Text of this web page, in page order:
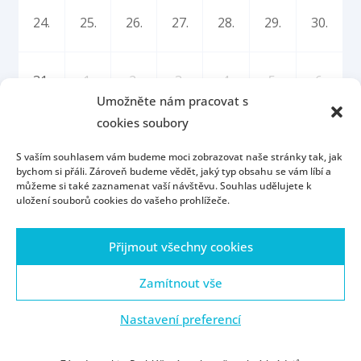
Umožněte nám pracovat s
cookies soubory
S vaším souhlasem vám budeme moci zobrazovat naše stránky tak, jak
bychom si přáli. Zároveň budeme vědět, jaký typ obsahu se vám líbí a
můžeme si také zaznamenat vaší návštěvu. Souhlas udělujete k
uložení souborů cookies do vašeho prohlížeče.
Přijmout všechny cookies
Zamítnout vše
Nastavení preferencí
24. 25. 26. 27. 28. 29. 30.
31. 1. 2. 3. 4. 5. 6.
Úvod Kontakt
Konzultační hodiny
Přijímací řízení
Portál ZČU Webmail